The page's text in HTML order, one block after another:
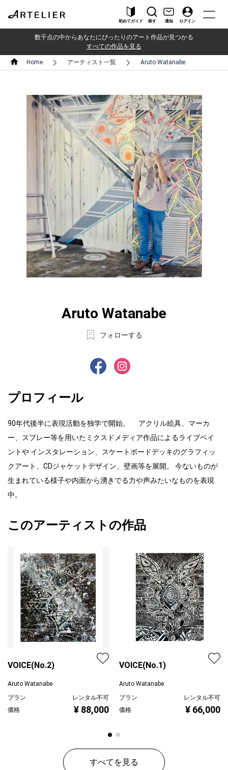
初めてガイド 探す 通知 ログイン
数千点の中からあなたにぴったりのアート作品が見つかる
すべての作品を見る
Home アーティスト一覧 Aruto Watanabe
Aruto Watanabe
フォローする
プロフィール
90年代後半に表現活動を独学で開始。 アクリル絵具、マーカ
ー、スプレー等を用いたミクスドメディア作品によるライブペイ
ントや インスタレーション、スケートボードデッキのグラフィッ
クアート、CDジャケットデザイン、壁画等を展開。 今ないものが
生まれている様子や内面から湧きでる力や声みたいなものを表現
中。
このアーティストの作品
VOICE(No.2)
Aruto Watanabe
プラン
レンタル不可
価格
¥ 88,000
VOICE(No.1)
Aruto Watanabe
プラン
レンタル不可
価格
¥ 66,000
すべてを見る